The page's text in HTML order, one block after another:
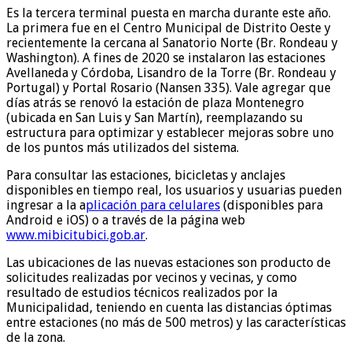
Es la tercera terminal puesta en marcha durante este año.
La primera fue en el Centro Municipal de Distrito Oeste y
recientemente la cercana al Sanatorio Norte (Br. Rondeau y
Washington). A fines de 2020 se instalaron las estaciones
Avellaneda y Córdoba, Lisandro de la Torre (Br. Rondeau y
Portugal) y Portal Rosario (Nansen 335). Vale agregar que
días atrás se renovó la estación de plaza Montenegro
(ubicada en San Luis y San Martín), reemplazando su
estructura para optimizar y establecer mejoras sobre uno
de los puntos más utilizados del sistema.
Para consultar las estaciones, bicicletas y anclajes
disponibles en tiempo real, los usuarios y usuarias pueden
ingresar a la aplicación para celulares (disponibles para
Android e iOS) o a través de la página web
www.mibicitubici.gob.ar.
Las ubicaciones de las nuevas estaciones son producto de
solicitudes realizadas por vecinos y vecinas, y como
resultado de estudios técnicos realizados por la
Municipalidad, teniendo en cuenta las distancias óptimas
entre estaciones (no más de 500 metros) y las características
de la zona.